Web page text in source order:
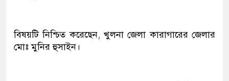
বিষয়টি নিশ্চিত করেছেন, খুলনা জেলা কারাগারের জেলার
মোঃ মুনির হুসাইন।